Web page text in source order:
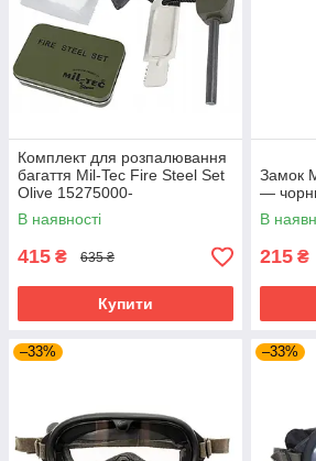
Комплект для розпалювання
багаття Mil-Tec Fire Steel Set
Olive 15275000-
В наявності
415 ₴ 635 ₴
Купити
Замок
—
В
215 ₴
–33% –33%